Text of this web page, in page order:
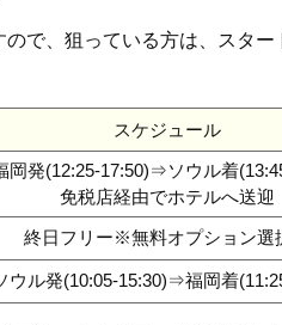
で、狙っている方は、スタ
スケジュール
岡発(12:25-17:50)⇒ソウル着
免税店経由でホテルへ送迎
終日フリー※無料オプション選
ウル発(10:05-15:30)⇒福岡着